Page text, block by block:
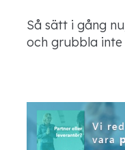
Så sätt i gång
och grubbla inte